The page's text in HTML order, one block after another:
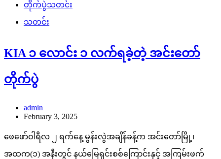
တိုက်ပွဲသတင်း
သတင်း
KIA ၁ လောင်း ၁ လက်ရခဲ့တဲ့ အင်းတော်
တိုက်ပွဲ
admin
February 3, 2025
ဖေဖော်ဝါရီလ ၂ ရက်နေ့ မွန်းလွဲအချိန်ခန့်က အင်းတော်မြို့၊
အထက(၁) အနီးတွင် နယ်မြေရှင်းစစ်ကြောင်းနှင့် အကြမ်းဖက်